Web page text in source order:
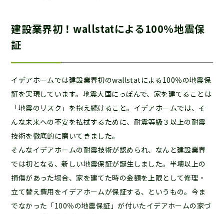
建設業界初！wallstatによる100％地震保
証
イデアホームでは建設業界初のwallstatによる100％の地震保
証を実現しています。地震大国にっぽんで、家を建てることは
「地震のリスク」を抱え続けること。イデアホームでは、そ
んな未来への不安を払拭するために、耐震等級３以上の耐震
技術を徹底的に磨いてきました。
そんなイデアホームの耐震技術が認められ、なんと建設業界
では初となる、新しい地震保証が誕生しました。半壊以上の
損傷があった場合、家を建てた時の金額を上限として修理・
立て替え費用をイデアホームが保証する、というもの。今ま
でなかった「100％の地震保証」が付いたイデアホームの家づ